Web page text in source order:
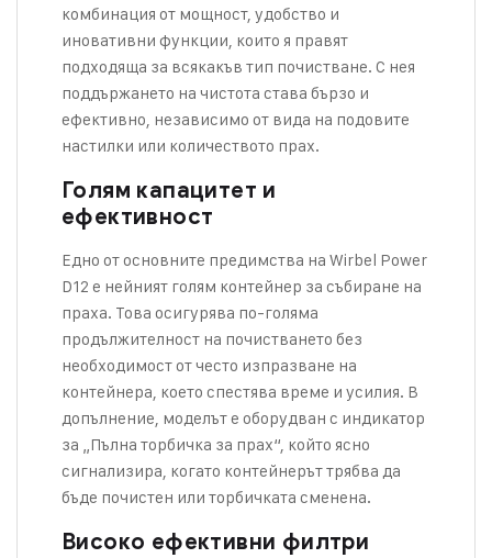
комбинация от мощност, удобство и
иновативни функции, които я правят
подходяща за всякакъв тип почистване. С нея
поддържането на чистота става бързо и
ефективно, независимо от вида на подовите
настилки или количеството прах.
Голям капацитет и
ефективност
Едно от основните предимства на Wirbel Power
D12 е нейният голям контейнер за събиране на
праха. Това осигурява по-голяма
продължителност на почистването без
необходимост от често изпразване на
контейнера, което спестява време и усилия. В
допълнение, моделът е оборудван с индикатор
за „Пълна торбичка за прах“, който ясно
сигнализира, когато контейнерът трябва да
бъде почистен или торбичката сменена.
Високо ефективни филтри